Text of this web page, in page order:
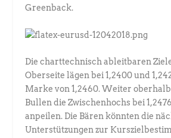
Greenback.
Die charttechnisch ableitbaren
Oberseite lägen bei 1,2400 und
Marke von 1,2460. Weiter
Bullen die Zwischenhochs bei
anpeilen. Die Bären könnten die
Unterstützungen zur